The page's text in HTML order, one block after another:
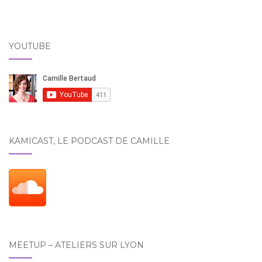
YOUTUBE
KAMICAST, LE PODCAST DE CAMILLE
MEETUP – ATELIERS SUR LYON